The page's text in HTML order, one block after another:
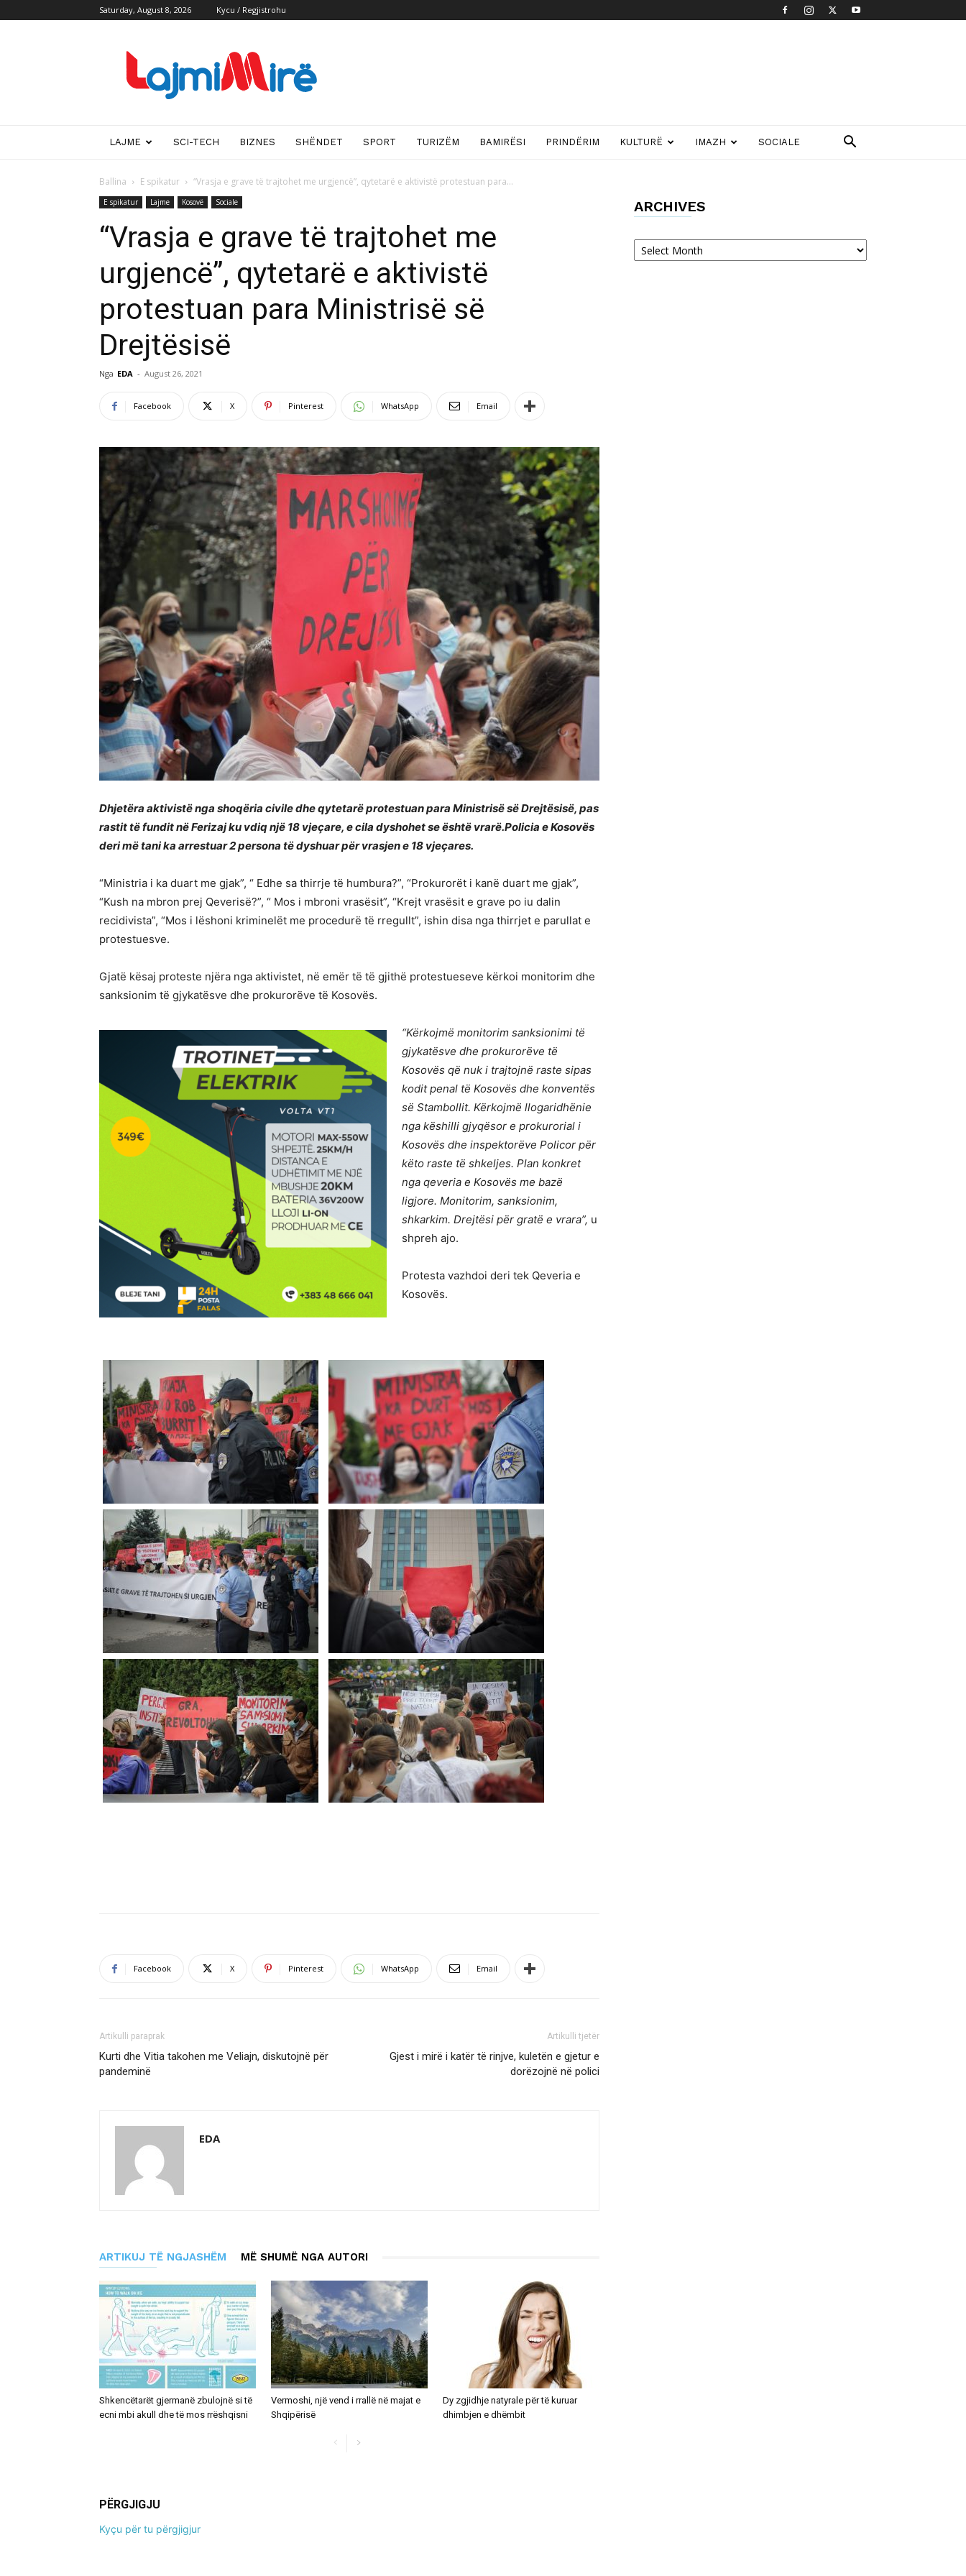
Saturday, August 8, 2026 Kycu / Regjistrohu
mire
LAJME SCI-TECH BIZNES SHËNDET SPORT TURIZËM BAMIRËSI PRINDËRIM KULTURË IMAZH SOCIALE
Ballina E spikatur “Vrasja e grave të trajtohet me urgjencë”, qytetarë e aktivistë protestuan para...
E spikatur Lajme Kosovë Sociale
“Vrasja e grave të trajtohet me
urgjencë”, qytetarë e aktivistë
protestuan para Ministrisë së
Drejtësisë
Nga EDA - August 26, 2021
Facebook X Pinterest WhatsApp Email
Dhjetëra aktivistë nga shoqëria civile dhe qytetarë protestuan para Ministrisë së Drejtësisë, pas
rastit të fundit në Ferizaj ku vdiq një 18 vjeçare, e cila dyshohet se është vrarë.Policia e Kosovës
deri më tani ka arrestuar 2 persona të dyshuar për vrasjen e 18 vjeçares.
“Ministria i ka duart me gjak”, “ Edhe sa thirrje të humbura?”, “Prokurorët i kanë duart me gjak”,
“Kush na mbron prej Qeverisë?”, “ Mos i mbroni vrasësit”, “Krejt vrasësit e grave po iu dalin
recidivista”, “Mos i lëshoni kriminelët me procedurë të rregullt”, ishin disa nga thirrjet e parullat e
protestuesve.
Gjatë kësaj proteste njëra nga aktivistet, në emër të të gjithë protestueseve kërkoi monitorim dhe
sanksionim të gjykatësve dhe prokurorëve të Kosovës.
“Kërkojmë monitorim sanksionimi të
gjykatësve dhe prokurorëve të
Kosovës që nuk i trajtojnë raste sipas
kodit penal të Kosovës dhe konventës
së Stambollit. Kërkojmë llogaridhënie
nga këshilli gjyqësor e prokurorial i
Kosovës dhe inspektorëve Policor për
këto raste të shkeljes. Plan konkret
nga qeveria e Kosovës me bazë
ligjore. Monitorim, sanksionim,
shkarkim. Drejtësi për gratë e vrara”, u
shpreh ajo.
Protesta vazhdoi deri tek Qeveria e
Kosovës.
Facebook X Pinterest WhatsApp Email
Artikulli paraprak
Kurti dhe Vitia takohen me Veliajn, diskutojnë për
pandeminë
Artikulli tjetër
Gjest i mirë i katër të rinjve, kuletën e gjetur e
dorëzojnë në polici
EDA
ARTIKUJ TË NGJASHËM MË SHUMË NGA AUTORI
Shkencëtarët gjermanë zbulojnë si të
ecni mbi akull dhe të mos rrëshqisni
Vermoshi, një vend i rrallë në majat e
Shqipërisë
Dy zgjidhje natyrale për të kuruar
dhimbjen e dhëmbit
PËRGJIGJU
Kyçu për tu përgjigjur
ARCHIVES
Archives